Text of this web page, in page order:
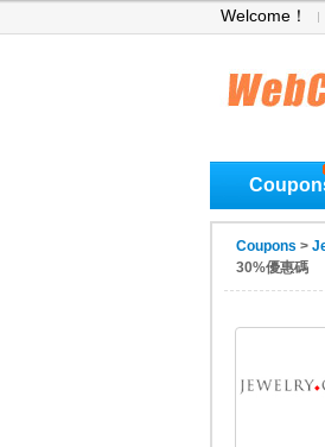
Welcome！
Coupons >
30%優惠碼